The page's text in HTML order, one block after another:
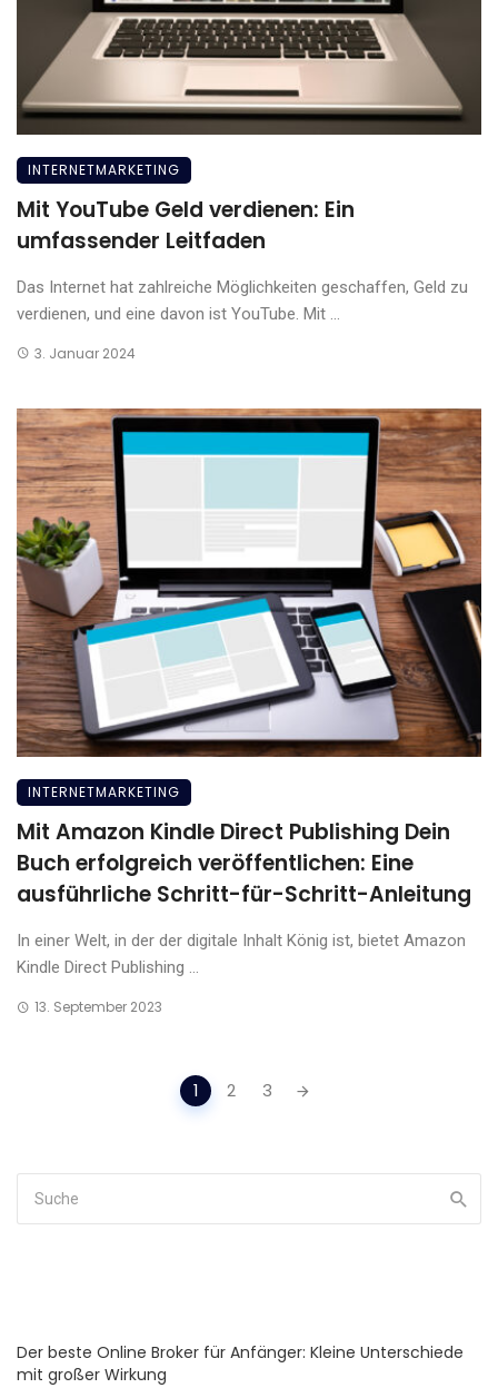
INTERNETMARKETING
Mit YouTube Geld verdienen: Ein
umfassender Leitfaden
Das Internet hat zahlreiche Möglichkeiten geschaffen, Geld zu
verdienen, und eine davon ist YouTube. Mit ...
3. Januar 2024
INTERNETMARKETING
Mit Amazon Kindle Direct Publishing Dein
Buch erfolgreich veröffentlichen: Eine
ausführliche Schritt-für-Schritt-Anleitung
In einer Welt, in der der digitale Inhalt König ist, bietet Amazon
Kindle Direct Publishing ...
13. September 2023
1 2 3
Der beste Online Broker für Anfänger: Kleine Unterschiede
mit großer Wirkung